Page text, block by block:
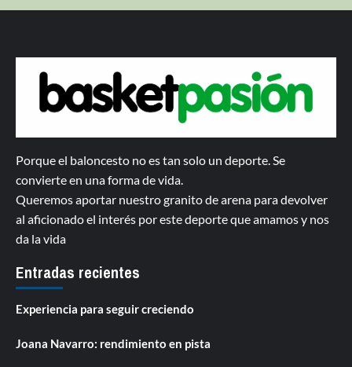
Porque el baloncesto no es tan solo un deporte. Se
convierte en una forma de vida.
Queremos aportar nuestro granito de arena para devolver
al aficionado el interés por este deporte que amamos y nos
da la vida
Entradas recientes
Experiencia para seguir creciendo
Joana Navarro: rendimiento en pista